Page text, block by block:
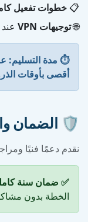
📋 خطوات تفعيل
🌐توجيهات VPN
⏱️ مدة التسليم:
أقصى بأوقات
🛡️ الضمان
نقدم دعمًا فنيًا
✅ ضمان سنة
الخطة بدون